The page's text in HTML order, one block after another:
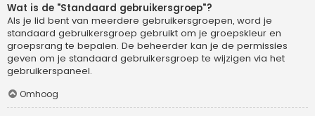
Wat is de "Standaard gebruikersgroep"?
Als je lid bent van meerdere gebruikersgroepen, word je
standaard gebruikersgroep gebruikt om je groepskleur en
groepsrang te bepalen. De beheerder kan je de permissies
geven om je standaard gebruikersgroep te wijzigen via het
gebruikerspaneel.
Omhoog